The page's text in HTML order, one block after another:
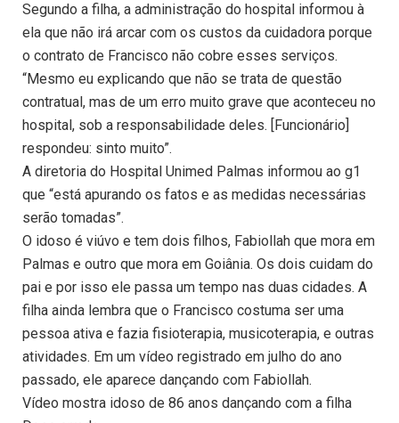
Segundo a filha, a administração do hospital informou à
ela que não irá arcar com os custos da cuidadora porque
o contrato de Francisco não cobre esses serviços.
“Mesmo eu explicando que não se trata de questão
contratual, mas de um erro muito grave que aconteceu no
hospital, sob a responsabilidade deles. [Funcionário]
respondeu: sinto muito”.
A diretoria do Hospital Unimed Palmas informou ao g1
que “está apurando os fatos e as medidas necessárias
serão tomadas”.
O idoso é viúvo e tem dois filhos, Fabiollah que mora em
Palmas e outro que mora em Goiânia. Os dois cuidam do
pai e por isso ele passa um tempo nas duas cidades. A
filha ainda lembra que o Francisco costuma ser uma
pessoa ativa e fazia fisioterapia, musicoterapia, e outras
atividades. Em um vídeo registrado em julho do ano
passado, ele aparece dançando com Fabiollah.
Vídeo mostra idoso de 86 anos dançando com a filha